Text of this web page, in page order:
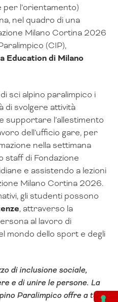
l’orientamento)
nel quadro di una
Milano Cortina 2026
(CIP),
Education di Milano
sci alpino paralimpico i
di svolgere attività
supportare l’allestimento
dell’ufficio gare, per
nella settimana
staff di Fondazione
e assistendo a lezioni
Milano Cortina 2026.
gli studenti possono
, attraverso la
al lavoro di
mondo dello sport e degli
di inclusione sociale,
e di unire le persone. La
Paralimpico offre a tutti,